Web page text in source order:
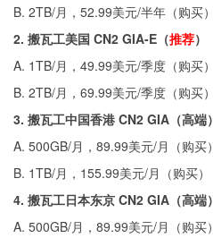
B. 2TB/月，52.99美元/半年（购买）
2. 搬瓦工美国 CN2 GIA-E（推荐）
A. 1TB/月，49.99美元/季度（购买）
B. 2TB/月，69.99美元/季度（购买）
3. 搬瓦工中国香港 CN2 GIA（高端）
A. 500GB/月，89.99美元/月（购买）
B. 1TB/月，155.99美元/月（购买）
4. 搬瓦工日本东京 CN2 GIA（高端）
A. 500GB/月，89.99美元/月（购买）